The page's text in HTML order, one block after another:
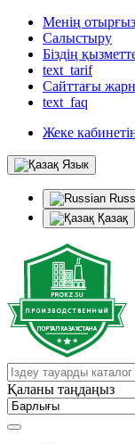
Менің
Салыстыру
Біздің
text_tarif
Сайттағы
text_faq
Жеке
Язык
Қазақ
Қаланы таңдаңыз